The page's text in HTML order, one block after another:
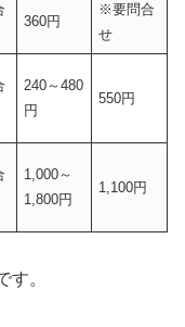
360円
※要問合
せ
240～480
円
550円
1,000～
1,800円
1,100円
す。